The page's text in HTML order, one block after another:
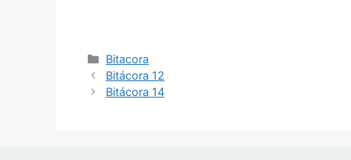
Bitacora
Bitácora 12
Bitácora 14